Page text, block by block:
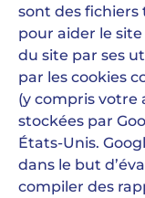
sont des
pour aider le
du site par ses
par les cookies
(y compris votre
stockées par
États-Unis.
dans le but
compiler des